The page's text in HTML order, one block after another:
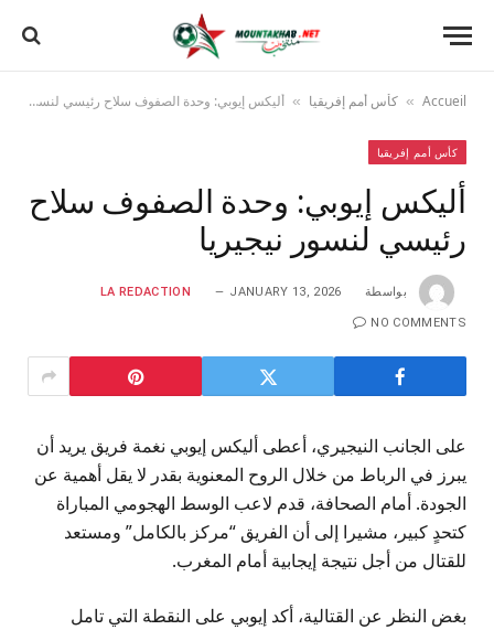
Accueil
» كأس أمم إفريقيا » أليكس إيوبي: وحدة الصفوف سلاح رئيسي لنسور نيجيريا
كأس أمم إفريقيا
أليكس إيوبي: وحدة الصفوف سلاح
رئيسي لنسور نيجيريا
بواسطة LA REDACTION JANUARY 13, 2026
NO COMMENTS
على الجانب النيجيري، أعطى أليكس إيوبي نغمة فريق يريد أن
يبرز في الرباط من خلال الروح المعنوية بقدر لا يقل أهمية عن
الجودة. أمام الصحافة، قدم لاعب الوسط الهجومي المباراة
كتحدٍ كبير، مشيرا إلى أن الفريق “مركز بالكامل” ومستعد
للقتال من أجل نتيجة إيجابية أمام المغرب.
بغض النظر عن القتالية، أكد إيوبي على النقطة التي تامل